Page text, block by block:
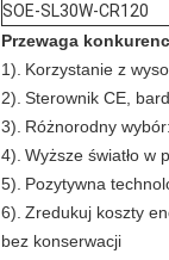
SOE-SL30W-CR120
Przewaga
1). Korzystanie z
2). Sterownik CE,
3). Różnorodny
4). Wyższe światło w
5). Pozytywna
6). Zredukuj koszty
bez konserwacji